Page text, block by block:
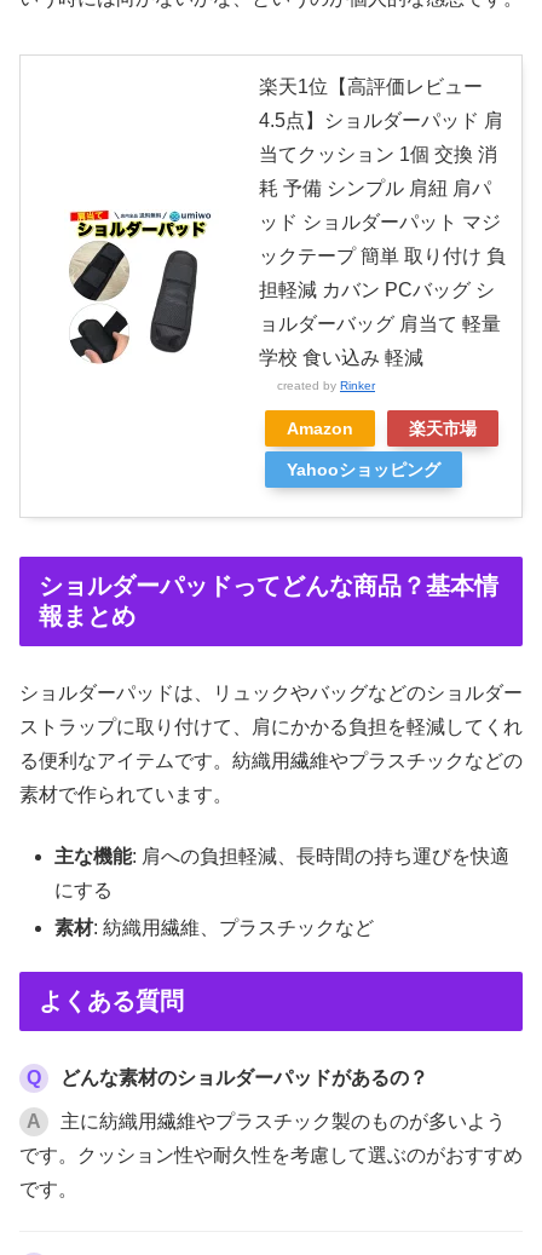
楽天1位【高評価レビュー
4.5点】ショルダーパッド 肩
当てクッション 1個 交換 消
耗 予備 シンプル 肩紐 肩パ
ッド ショルダーパット マジ
ックテープ 簡単 取り付け 負
担軽減 カバン PCバッグ シ
ョルダーバッグ 肩当て 軽量
学校 食い込み 軽減
created by Rinker
Amazon 楽天市場
Yahooショッピング
ショルダーパッドってどんな商品？基本情
報まとめ
ショルダーパッドは、リュックやバッグなどのショルダー
ストラップに取り付けて、肩にかかる負担を軽減してくれ
る便利なアイテムです。紡織用繊維やプラスチックなどの
素材で作られています。
主な機能: 肩への負担軽減、長時間の持ち運びを快適
にする
素材: 紡織用繊維、プラスチックなど
よくある質問
Q どんな素材のショルダーパッドがあるの？
A
主に紡織用繊維やプラスチック製のものが多いよう
です。クッション性や耐久性を考慮して選ぶのがおすすめ
です。